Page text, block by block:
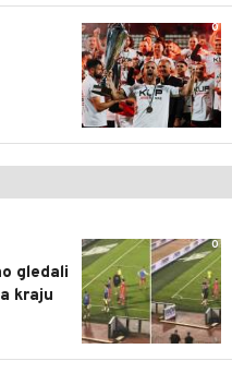
0
0
gledali
kraju